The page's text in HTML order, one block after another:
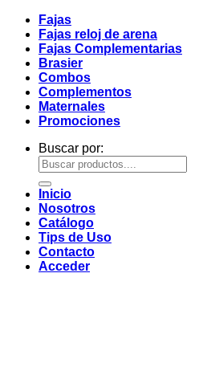
Fajas
Fajas reloj de arena
Fajas Complementarias
Brasier
Combos
Complementos
Maternales
Promociones
Buscar por:
Inicio
Nosotros
Catálogo
Tips de Uso
Contacto
Acceder